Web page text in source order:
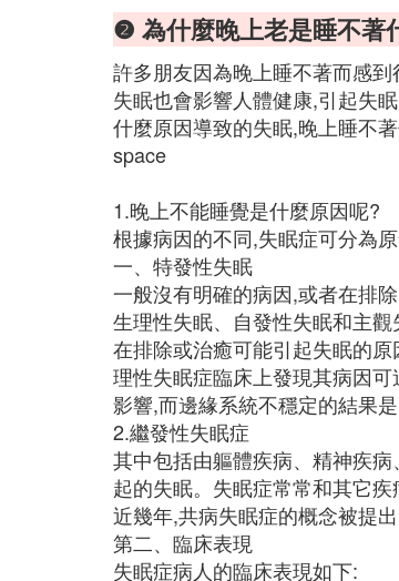
❷ 為什麼晚上老是睡不著
許多朋友因為晚上睡不著而感
失眠也會影響人體健康,引起失
什麼原因導致的失眠,晚上睡不
space
1.晚上不能睡覺是什麼原因呢?
根據病因的不同,失眠症可分為原
一、特發性失眠
一般沒有明確的病因,或者在排
生理性失眠、自發性失眠和主
在排除或治癒可能引起失眠的
理性失眠症臨床上發現其病因
影響,而邊緣系統不穩定的結果
2.繼發性失眠症
其中包括由軀體疾病、精神疾
起的失眠。失眠症常常和其它
近幾年,共病失眠症的概念被提
第二、臨床表現
失眠症病人的臨床表現如下: